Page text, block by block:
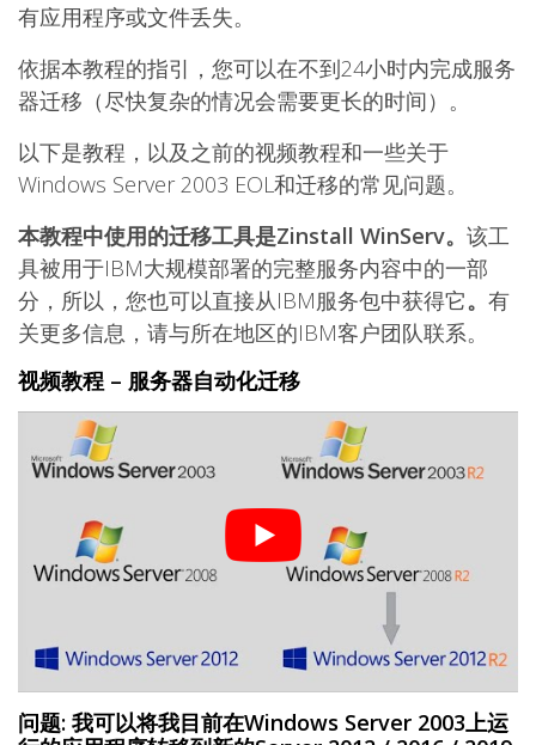
有应用程序或文件丢失。
依据本教程的指引，您可以在不到24小时内完成服务
器迁移（尽快复杂的情况会需要更长的时间）。
以下是教程，以及之前的视频教程和一些关于
Windows Server 2003 EOL和迁移的常见问题。
本教程中使用的迁移工具是Zinstall WinServ。 该工
具被用于IBM大规模部署的完整服务内容中的一部
分，所以，您也可以直接从IBM服务包中获得它。 有
关更多信息，请与所在地区的IBM客户团队联系。
视频教程 – 服务器自动化迁移
问题: 我可以将我目前在Windows Server 2003上运